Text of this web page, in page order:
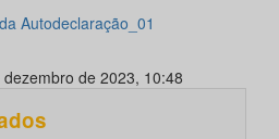
Autodeclaração_01
de 2023, 10:48